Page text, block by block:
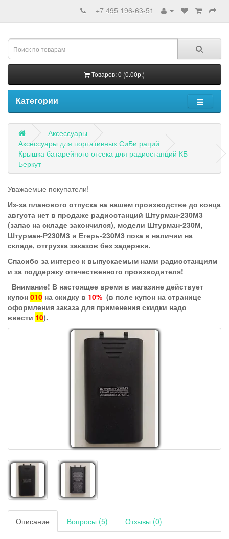
+7 495 196-63-51
Товаров: 0 (0.00р.)
Категории
Аксессуары
Аксессуары для портативных СиБи раций
Крышка батарейного отсека для радиостанций КБ
Беркут
Уважаемые покупатели!
Из-за планового отпуска на нашем производстве до конца
августа нет в продаже радиостанций Штурман-230М3
(запас на складе закончился), модели Штурман-230М,
Штурман-Р230М3 и Егерь-230М3 пока в наличии на
складе, отгрузка заказов без задержки.
Спасибо за интерес к выпускаемым нами радиостанциям
и за поддержку отечественного производителя!
Внимание! В настоящее время в магазине действует
купон 010 на скидку в 10% (в поле купон на странице
оформления заказа для применения скидки надо
ввести 10).
Описание Вопросы (5) Отзывы (0)